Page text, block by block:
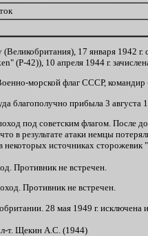
(Великобритания), 17 января 1942
(Р-42)), 10 апреля 1944 г.
морской флаг СССР,
благополучно прибыла 3 августа
под советским флагом. После
в результате атаки немцы
источниках сторожевик
Противник не встречен.
Противник не встречен.
28 мая 1949 г.
т. Щекин А.С. (1944)